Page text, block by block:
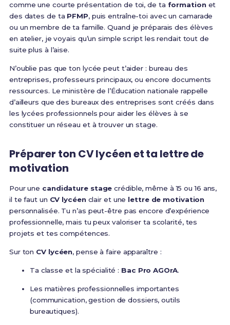
comme une courte présentation de toi, de ta formationet
des dates de ta PFMP, puis entraîne-toi avec un camarade
ou un membre de ta famille. Quand je préparais des élèves
en atelier, je voyais qu’un simple script les rendait tout de
suite plus à l’aise.
N’oublie pas que ton lycée peut t’aider : bureau des
entreprises, professeurs principaux, ou encore documents
ressources. Le ministère de l’Éducation nationale rappelle
d’ailleurs que des bureaux des entreprises sont créés dans
les lycées professionnels pour aider les élèves à se
constituer un réseau et à trouver un stage.
Préparer ton CV lycéen et ta lettre de
motivation
Pour une candidature stage crédible, même à 15 ou 16 ans,
il te faut un CV lycéenclair et une lettre de motivation
personnalisée. Tu n’as peut-être pas encore d’expérience
professionnelle, mais tu peux valoriser ta scolarité, tes
projets et tes compétences.
Sur ton CV lycéen, pense à faire apparaître :
Ta classe et la spécialité : Bac Pro AGOrA.
Les matières professionnelles importantes
(communication, gestion de dossiers, outils
bureautiques).